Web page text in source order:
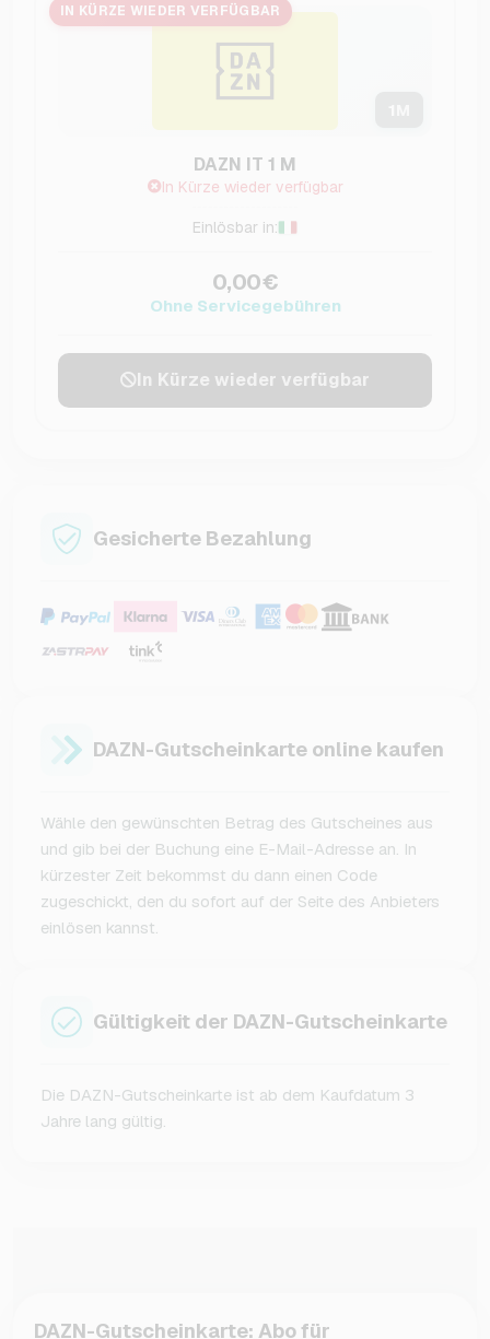
IN KÜRZE WIEDER VERFÜGBAR
DAZN IT 1 M
In Kürze wieder verfügbar
Einlösbar in:
0,00€
Ohne Servicegebühren
In Kürze wieder verfügbar
Gesicherte Bezahlung
DAZN-Gutscheinkarte online kaufen
Wähle den gewünschten Betrag des Gutscheines aus
und gib bei der Buchung eine E-Mail-Adresse an. In
kürzester Zeit bekommst du dann einen Code
zugeschickt, den du sofort auf der Seite des Anbieters
einlösen kannst.
Gültigkeit der DAZN-Gutscheinkarte
Die DAZN-Gutscheinkarte ist ab dem Kaufdatum 3
Jahre lang gültig.
DAZN-Gutscheinkarte: Abo für